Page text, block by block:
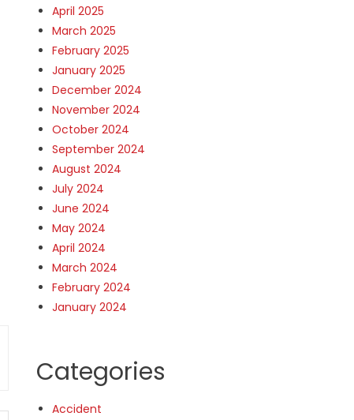
April 2025
March 2025
February 2025
January 2025
December 2024
November 2024
October 2024
September 2024
August 2024
July 2024
June 2024
May 2024
April 2024
March 2024
February 2024
January 2024
Categories
Accident